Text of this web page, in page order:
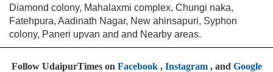
Diamond colony, Mahalaxmi complex, Chungi naka,
Fatehpura, Aadinath Nagar, New ahinsapuri, Syphon
colony, Paneri upvan and and Nearby areas.
Follow UdaipurTimes on Facebook, Instagram, and Google